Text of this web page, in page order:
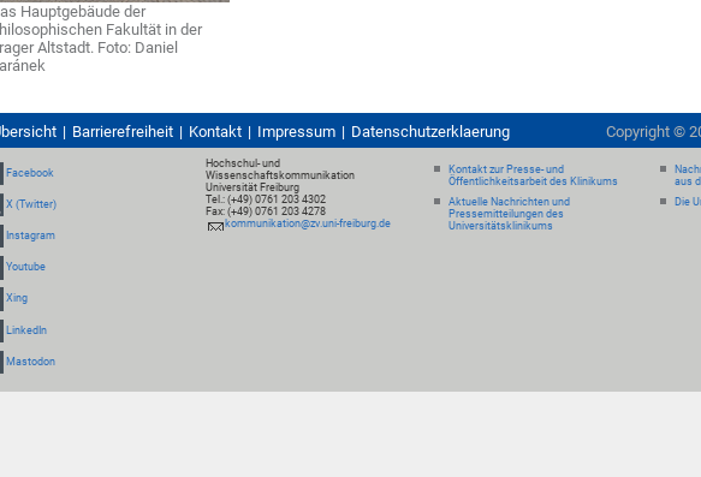
Hauptgebäude der
Fakultät in der
Altstadt. Foto: Daniel
Barrierefreiheit Kontakt Impressum Datenschutzerklaerung Copyright ©
Facebook
X (Twitter)
Instagram
Youtube
Xing
LinkedIn
Mastodon
Hochschul- und
Wissenschaftskommunikation
Universität Freiburg
Tel.: (+49) 0761 203 4302
Fax: (+49) 0761 203 4278
kommunikation@zv.uni-freiburg.de
Kontakt zur Presse- und
Öffentlichkeitsarbeit des Klinikums
Aktuelle Nachrichten und
Pressemitteilungen des
Universitätsklinikums
aus
Die